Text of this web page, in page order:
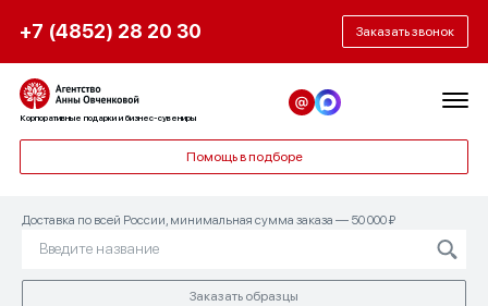
+7 (4852) 28 20 30 Заказать звонок
Корпоративные подарки и бизнес-сувениры
Помощь в подборе
Доставка по всей России, минимальная сумма заказа — 50 000 ₽
Заказать образцы